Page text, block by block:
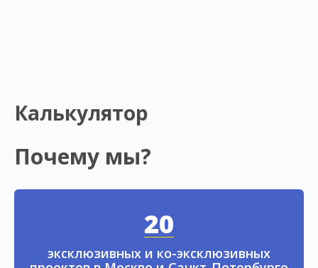
Калькулятор
Почему мы?
20
эксклюзивных и ко-эксклюзивных